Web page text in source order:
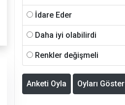
İdare Eder
Daha iyi olabilirdi
Renkler değişmeli
Anketi Oyla Oyları Göster